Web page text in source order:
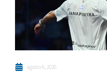
agosto 6, 2026